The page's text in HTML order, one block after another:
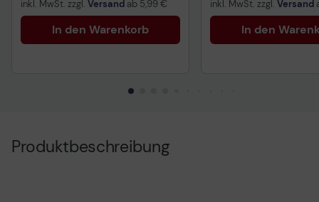
inkl. MwSt. zzgl. Versand ab 5,99 €
In den Warenkorb
inkl. MwSt. zzgl. Versand
In den
Produktbeschreibung